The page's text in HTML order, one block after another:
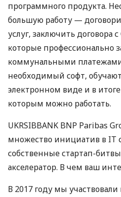
программного продукта.
большую работу —
услуг, заключить договора с
которые профессионально
коммунальными
необходимый софт,
электронном виде и в
которым можно работать.
UKRSIBBANK BNP Paribas
множество инициатив в IT
собственные стартап-
акселератор. В чем ваш
В 2017 году мы